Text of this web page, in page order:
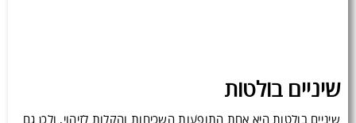
שיניים בולטות
שיניים בולטות היא אחת התופעות השכיחות והקלות לזיהוי, ולכן גם